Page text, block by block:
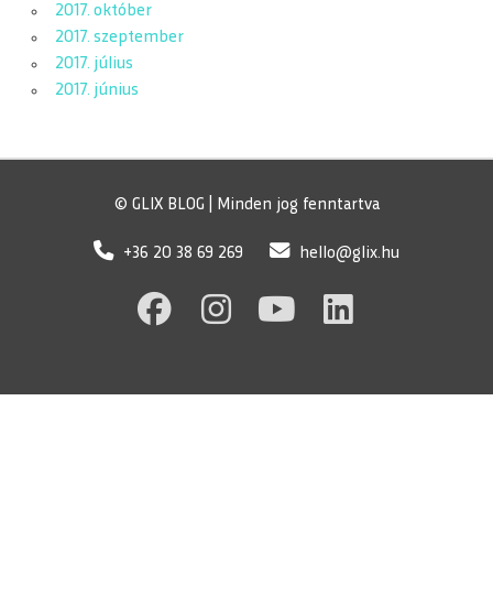
2017. október
2017. szeptember
2017. július
2017. június
© GLIX BLOG | Minden jog fenntartva
+36 20 38 69 269 hello@glix.hu